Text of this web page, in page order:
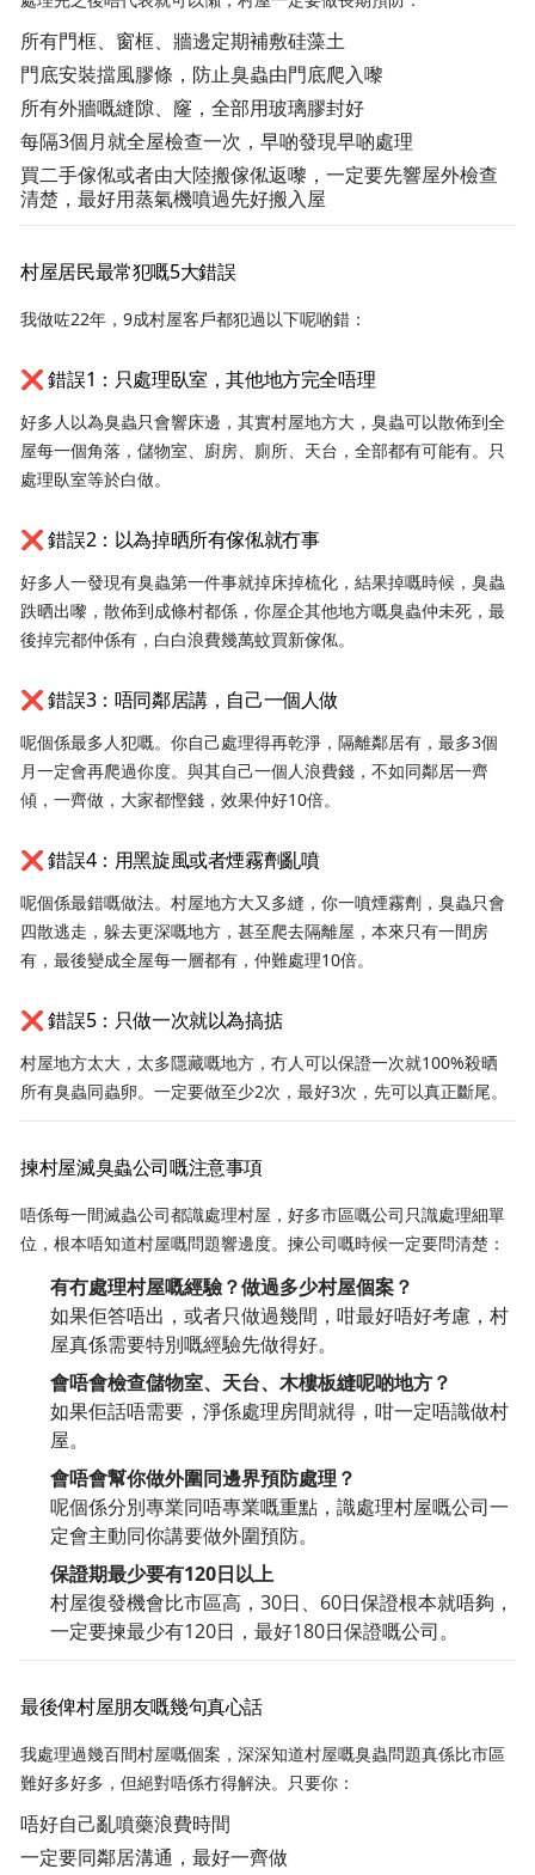
所有門框、窗框、牆邊定期補敷硅藻土
門底安裝擋風膠條，防止臭蟲由門底爬入嚟
所有外牆嘅縫隙、窿，全部用玻璃膠封好
每隔3個月就全屋檢查一次，早啲發現早啲處理
買二手傢俬或者由大陸搬傢俬返嚟，一定要先響屋外檢查
清楚，最好用蒸氣機噴過先好搬入屋
村屋居民最常犯嘅5大錯誤
我做咗22年，9成村屋客戶都犯過以下呢啲錯：
❌ 錯誤1：只處理臥室，其他地方完全唔理
好多人以為臭蟲只會響床邊，其實村屋地方大，臭蟲可以散佈到全
屋每一個角落，儲物室、廚房、廁所、天台，全部都有可能有。只
處理臥室等於白做。
❌ 錯誤2：以為掉晒所有傢俬就冇事
好多人一發現有臭蟲第一件事就掉床掉梳化，結果掉嘅時候，臭蟲
跌晒出嚟，散佈到成條村都係，你屋企其他地方嘅臭蟲仲未死，最
後掉完都仲係有，白白浪費幾萬蚊買新傢俬。
❌ 錯誤3：唔同鄰居講，自己一個人做
呢個係最多人犯嘅。你自己處理得再乾淨，隔離鄰居有，最多3個
月一定會再爬過你度。與其自己一個人浪費錢，不如同鄰居一齊
傾，一齊做，大家都慳錢，效果仲好10倍。
❌ 錯誤4：用黑旋風或者煙霧劑亂噴
呢個係最錯嘅做法。村屋地方大又多縫，你一噴煙霧劑，臭蟲只會
四散逃走，躲去更深嘅地方，甚至爬去隔離屋，本來只有一間房
有，最後變成全屋每一層都有，仲難處理10倍。
❌ 錯誤5：只做一次就以為搞掂
村屋地方太大，太多隱藏嘅地方，冇人可以保證一次就100%殺晒
所有臭蟲同蟲卵。一定要做至少2次，最好3次，先可以真正斷尾。
揀村屋滅臭蟲公司嘅注意事項
唔係每一間滅蟲公司都識處理村屋，好多市區嘅公司只識處理細單
位，根本唔知道村屋嘅問題響邊度。揀公司嘅時候一定要問清楚：
有冇處理村屋嘅經驗？做過多少村屋個案？
如果佢答唔出，或者只做過幾間，咁最好唔好考慮，村
屋真係需要特別嘅經驗先做得好。
會唔會檢查儲物室、天台、木樓板縫呢啲地方？
如果佢話唔需要，淨係處理房間就得，咁一定唔識做村
屋。
會唔會幫你做外圍同邊界預防處理？
呢個係分別專業同唔專業嘅重點，識處理村屋嘅公司一
定會主動同你講要做外圍預防。
保證期最少要有120日以上
村屋復發機會比市區高，30日、60日保證根本就唔夠，
一定要揀最少有120日，最好180日保證嘅公司。
最後俾村屋朋友嘅幾句真心話
我處理過幾百間村屋嘅個案，深深知道村屋嘅臭蟲問題真係比市區
難好多好多，但絕對唔係冇得解決。只要你：
唔好自己亂噴藥浪費時間
一定要同鄰居溝通，最好一齊做